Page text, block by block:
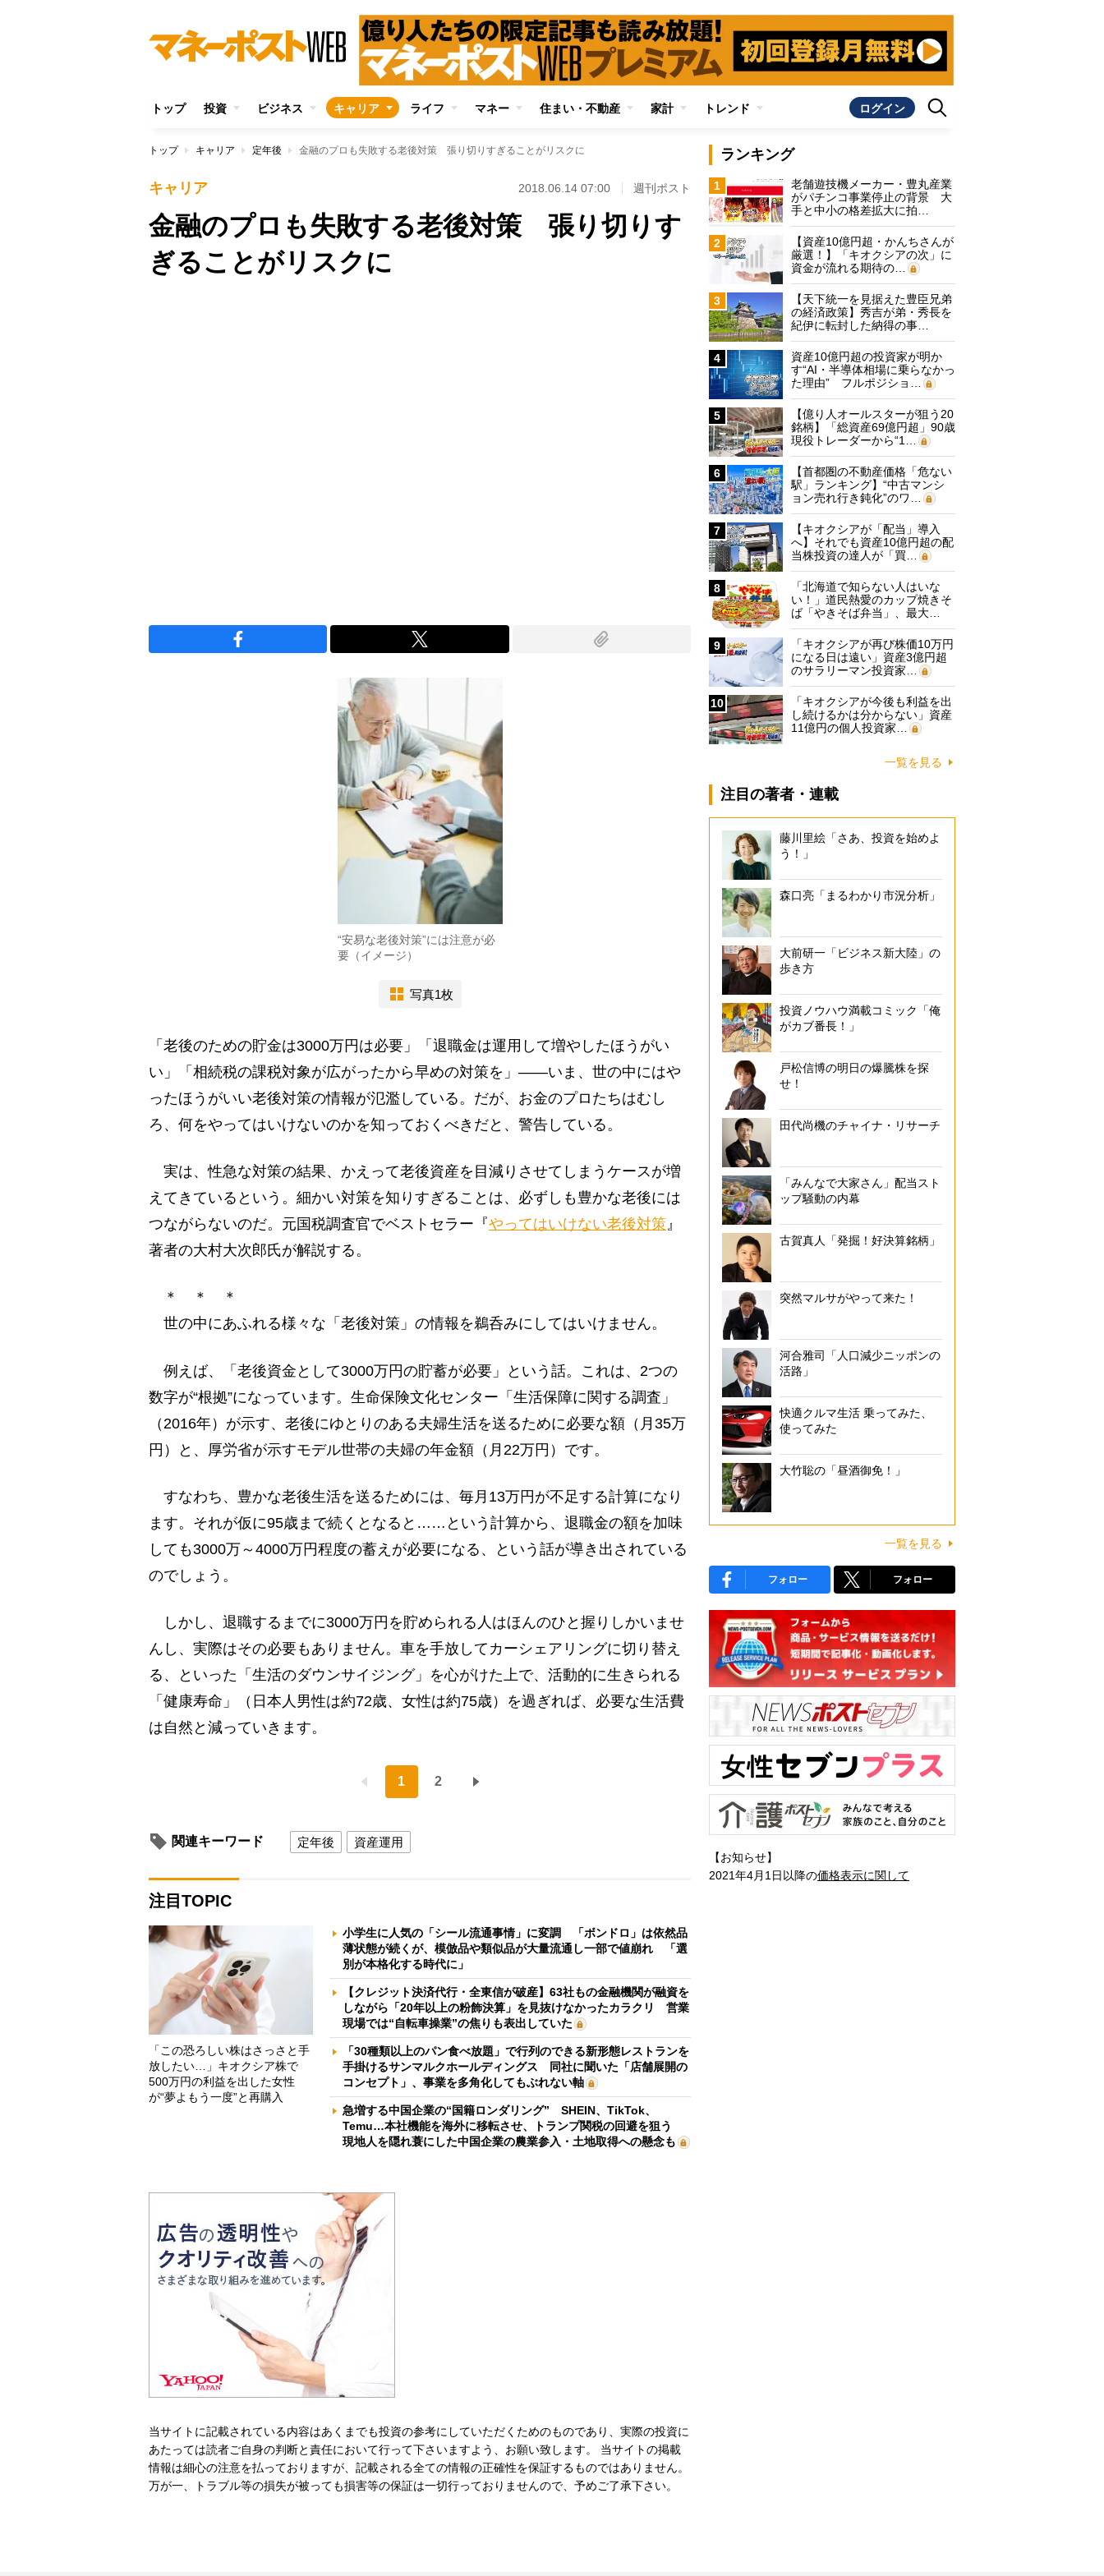
トップ 投資 ビジネス キャリア ライフ マネー 住まい・不動産 家計 トレンド ログイン
トップ キャリア 定年後 金融のプロも失敗する老後対策 張り切りすぎることがリスクに
キャリア 2018.06.14 07:00 週刊ポスト
金融のプロも失敗する老後対策 張り切りす
ぎることがリスクに
“安易な老後対策”には注意が必
要（イメージ）
写真1枚
「老後のための貯金は3000万円は必要」「退職金は運用して増やしたほうがい
い」「相続税の課税対象が広がったから早めの対策を」――いま、世の中にはや
ったほうがいい老後対策の情報が氾濫している。だが、お金のプロたちはむし
ろ、何をやってはいけないのかを知っておくべきだと、警告している。
実は、性急な対策の結果、かえって老後資産を目減りさせてしまうケースが増
えてきているという。細かい対策を知りすぎることは、必ずしも豊かな老後には
つながらないのだ。元国税調査官でベストセラー『やってはいけない老後対策』
著者の大村大次郎氏が解説する。
＊ ＊ ＊
世の中にあふれる様々な「老後対策」の情報を鵜呑みにしてはいけません。
例えば、「老後資金として3000万円の貯蓄が必要」という話。これは、2つの
数字が“根拠”になっています。生命保険文化センター「生活保障に関する調査」
（2016年）が示す、老後にゆとりのある夫婦生活を送るために必要な額（月35万
円）と、厚労省が示すモデル世帯の夫婦の年金額（月22万円）です。
すなわち、豊かな老後生活を送るためには、毎月13万円が不足する計算になり
ます。それが仮に95歳まで続くとなると……という計算から、退職金の額を加味
しても3000万～4000万円程度の蓄えが必要になる、という話が導き出されている
のでしょう。
しかし、退職するまでに3000万円を貯められる人はほんのひと握りしかいませ
んし、実際はその必要もありません。車を手放してカーシェアリングに切り替え
る、といった「生活のダウンサイジング」を心がけた上で、活動的に生きられる
「健康寿命」（日本人男性は約72歳、女性は約75歳）を過ぎれば、必要な生活費
は自然と減っていきます。
1 2
関連キーワード 定年後 資産運用
注目TOPIC
「この恐ろしい株はさっさと手
放したい…」キオクシア株で
500万円の利益を出した女性
が“夢よもう一度”と再購入
小学生に人気の「シール流通事情」に変調 「ボンドロ」は依然品
薄状態が続くが、模倣品や類似品が大量流通し一部で値崩れ 「選
別が本格化する時代に」
【クレジット決済代行・全東信が破産】63社もの金融機関が融資を
しながら「20年以上の粉飾決算」を見抜けなかったカラクリ 営業
現場では“自転車操業”の焦りも表出していた
「30種類以上のパン食べ放題」で行列のできる新形態レストランを
手掛けるサンマルクホールディングス 同社に聞いた「店舗展開の
コンセプト」、事業を多角化してもぶれない軸
急増する中国企業の“国籍ロンダリング” SHEIN、TikTok、
Temu…本社機能を海外に移転させ、トランプ関税の回避を狙う
現地人を隠れ蓑にした中国企業の農業参入・土地取得への懸念も
当サイトに記載されている内容はあくまでも投資の参考にしていただくためのものであり、実際の投資に
あたっては読者ご自身の判断と責任において行って下さいますよう、お願い致します。 当サイトの掲載
情報は細心の注意を払っておりますが、記載される全ての情報の正確性を保証するものではありません。
万が一、トラブル等の損失が被っても損害等の保証は一切行っておりませんので、予めご了承下さい。
ランキング
1
老舗遊技機メーカー・豊丸産業
がパチンコ事業停止の背景 大
手と中小の格差拡大に拍…
2
【資産10億円超・かんちさんが
厳選！】「キオクシアの次」に
資金が流れる期待の…
3
【天下統一を見据えた豊臣兄弟
の経済政策】秀吉が弟・秀長を
紀伊に転封した納得の事…
4
資産10億円超の投資家が明か
す“AI・半導体相場に乗らなかっ
た理由” フルポジショ…
5
【億り人オールスターが狙う20
銘柄】「総資産69億円超」90歳
現役トレーダーから“1…
6
【首都圏の不動産価格「危ない
駅」ランキング】“中古マンシ
ョン売れ行き鈍化”のワ…
7
【キオクシアが「配当」導入
へ】それでも資産10億円超の配
当株投資の達人が「買…
8
「北海道で知らない人はいな
い！」道民熱愛のカップ焼きそ
ば「やきそば弁当」、最大…
9
「キオクシアが再び株価10万円
になる日は遠い」資産3億円超
のサラリーマン投資家…
10
「キオクシアが今後も利益を出
し続けるかは分からない」資産
11億円の個人投資家…
一覧を見る
注目の著者・連載
藤川里絵「さあ、投資を始めよ
う！」
森口亮「まるわかり市況分析」
大前研一「ビジネス新大陸」の
歩き方
投資ノウハウ満載コミック「俺
がカブ番長！」
戸松信博の明日の爆騰株を探
せ！
田代尚機のチャイナ・リサーチ
「みんなで大家さん」配当スト
ップ騒動の内幕
古賀真人「発掘！好決算銘柄」
突然マルサがやって来た！
河合雅司「人口減少ニッポンの
活路」
快適クルマ生活 乗ってみた、
使ってみた
大竹聡の「昼酒御免！」
一覧を見る
フォロー フォロー
【お知らせ】
2021年4月1日以降の価格表示に関して